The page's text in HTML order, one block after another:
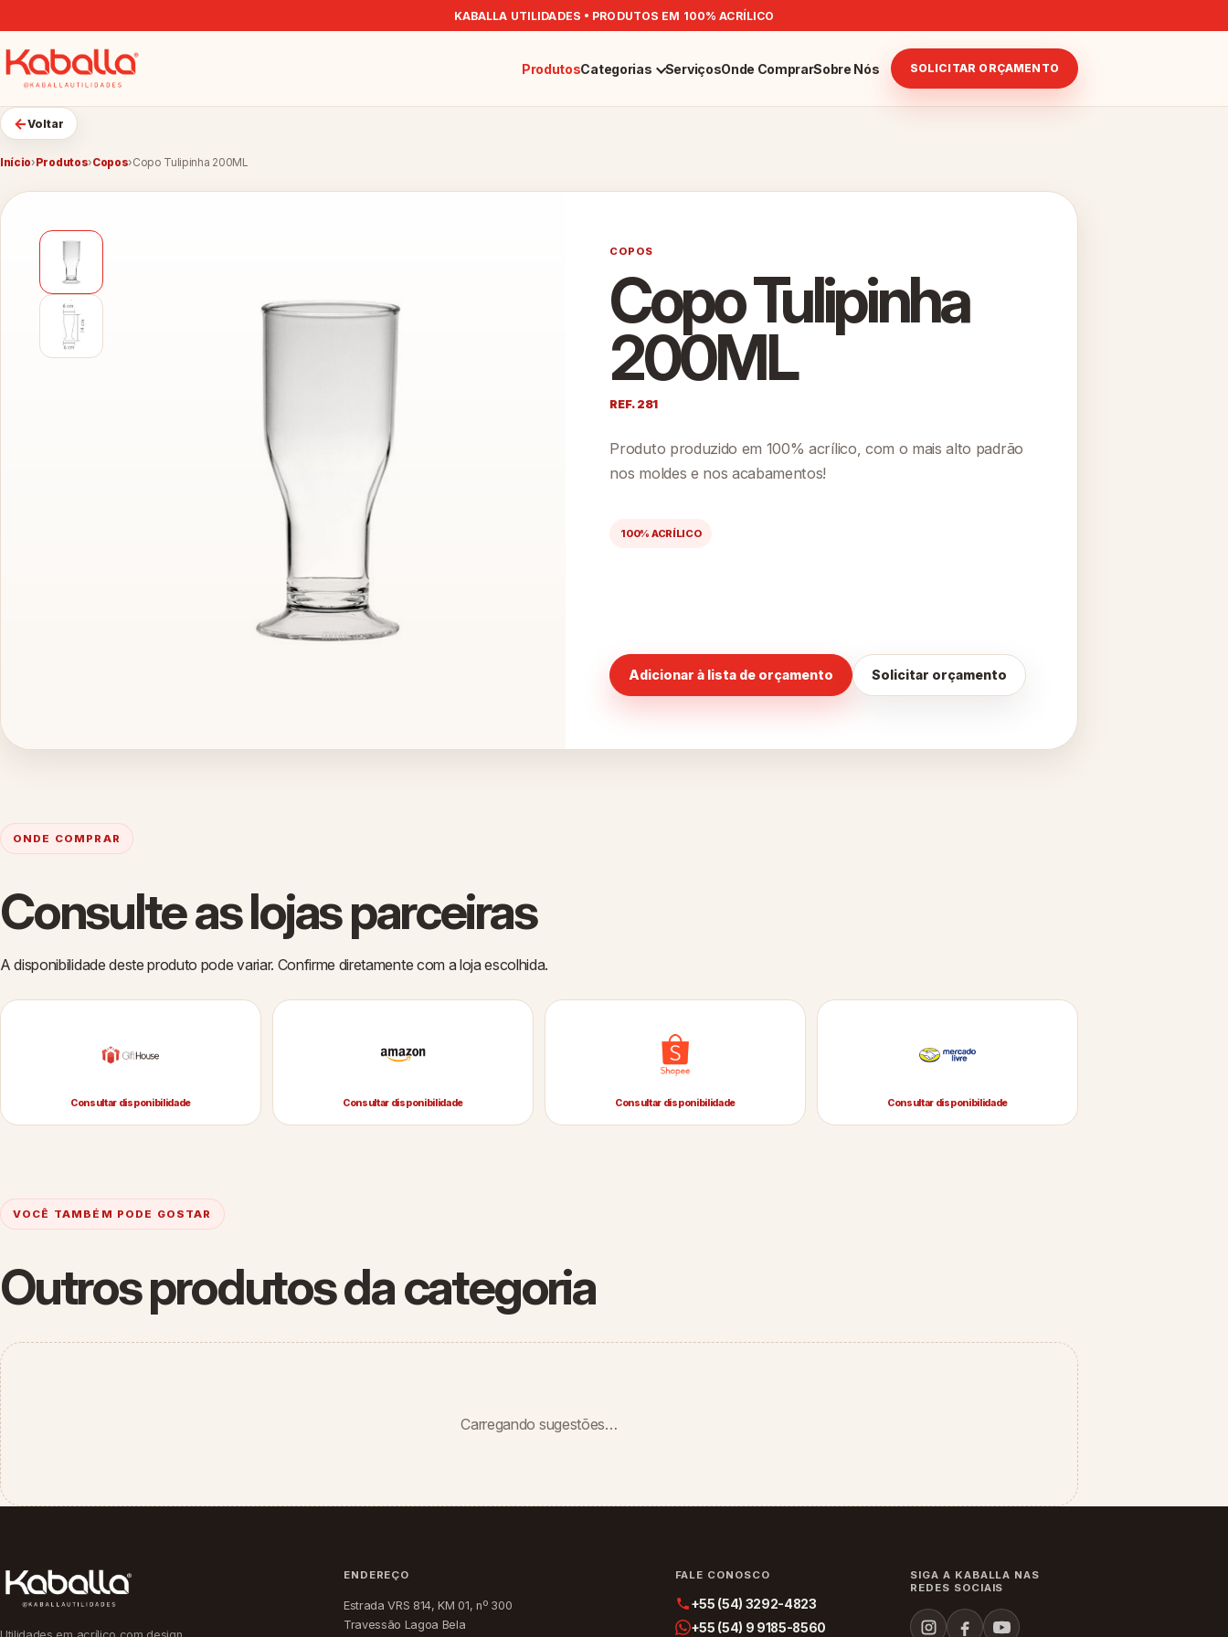
KABALLA UTILIDADES • PRODUTOS EM 100% ACRÍLICO
ProdutosCategorias ServiçosOnde ComprarSobre Nós SOLICITAR ORÇAMENTO
←Voltar
Início› Produtos›Copos›Copo Tulipinha 200ML
COPOS
Copo Tulipinha
200ML
REF. 281
Produto produzido em 100% acrílico, com o mais alto padrão
nos moldes e nos acabamentos!
100% ACRÍLICO
Adicionar à lista de orçamento Solicitar orçamento
ONDE COMPRAR
Consulte as lojas parceiras
A disponibilidade deste produto pode variar. Confirme diretamente com a loja escolhida.
Consultar disponibilidade Consultar disponibilidade Consultar disponibilidade Consultar disponibilidade
VOCÊ TAMBÉM PODE GOSTAR
Outros produtos da categoria
Carregando sugestões…
ENDEREÇO
Estrada VRS 814, KM 01, nº 300
Travessão Lagoa Bela
FALE CONOSCO
+55 (54) 3292-4823
+55 (54) 9 9185-8560
SIGA A KABALLA NAS
REDES SOCIAIS